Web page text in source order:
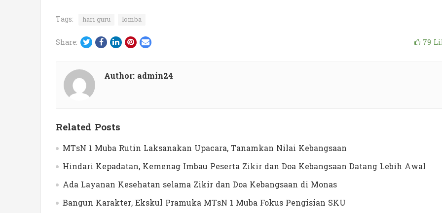
Tags: hari guru lomba
Share: Twitter
Facebook
LinkedIn
Pinterest
Email 79
Author: admin24
Related Posts
MTsN 1 Muba Rutin Laksanakan Upacara, Tanamkan Nilai Kebangsaan
Hindari Kepadatan, Kemenag Imbau Peserta Zikir dan Doa Kebangsaan Datang Lebih Awal
Ada Layanan Kesehatan selama Zikir dan Doa Kebangsaan di Monas
Bangun Karakter, Ekskul Pramuka MTsN 1 Muba Fokus Pengisian SKU